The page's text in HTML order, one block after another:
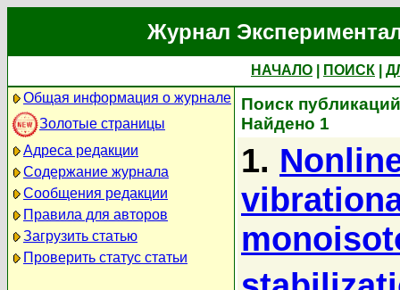
Журнал
НАЧАЛО ПОИСК
Общая информация о журнале
Золотые страницы
Адреса редакции
Содержание журнала
Сообщения редакции
Правила для авторов
Загрузить статью
Проверить статус статьи
Поиск
Найдено 1
1.